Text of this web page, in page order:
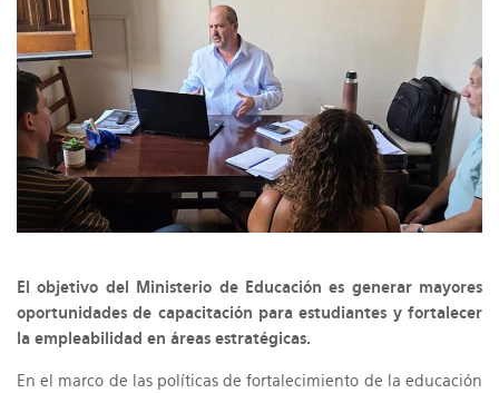
El objetivo del Ministerio de Educación es generar mayores
oportunidades de capacitación para estudiantes y fortalecer
la empleabilidad en áreas estratégicas.
En el marco de las políticas de fortalecimiento de la educación